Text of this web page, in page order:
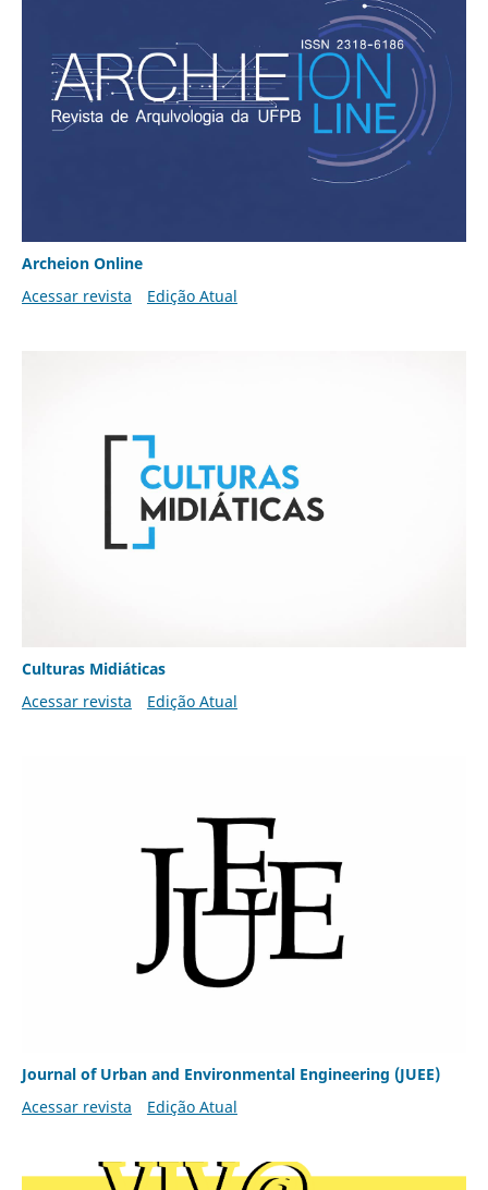
Archeion Online
Acessar revista
Edição Atual
Culturas Midiáticas
Acessar revista
Edição Atual
Journal of Urban and Environmental Engineering (JUEE)
Acessar revista
Edição Atual